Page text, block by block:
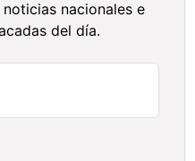
nacionales e
del día.